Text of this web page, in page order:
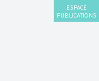
ESPACE
PUBLICATIONS